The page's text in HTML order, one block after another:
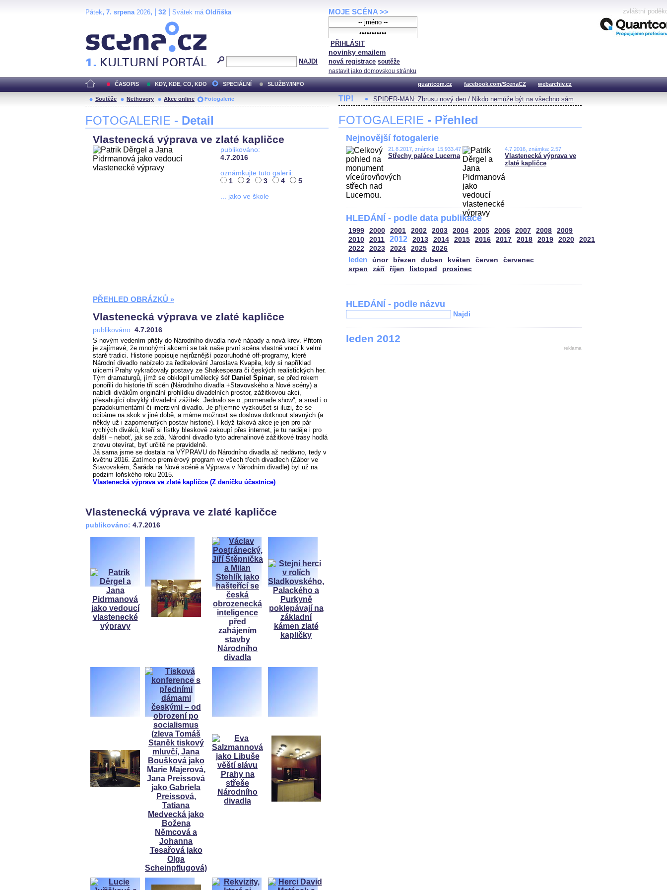
Pátek, 7. srpena2026, | 32 Svátek má Oldřiška
NAJDI
MOJE SCÉNA >>
PŘIHLÁSIT
novinky emailem
nová registrace soutěže
nastavit jako domovskou stránku
zvláštní
ČASOPIS KDY, KDE, CO, KDO SPECIÁLNÍ SLUŽBY/INFO quantcom.cz facebook.com/ScenaCZ webarchiv.cz
Soutěže Nethovory Akce online Fotogalerie
FOTOGALERIE - Detail
Vlastenecká výprava ve zlaté kapličce
publikováno:
4.7.2016
oznámkujte tuto galerii:
1
2 3 4
5
... jako ve škole
PŘEHLED OBRÁZKŮ »
Vlastenecká výprava ve zlaté kapličce
publikováno: 4.7.2016
S novým vedením přišly do Národního divadla nové nápady a nová krev. Přitom
je zajímavé, že mnohými akcemi se tak naše první scéna vlastně vrací k velmi
staré tradici. Historie popisuje nejrůznější pozoruhodné off-programy, které
Národní divadlo nabízelo za ředitelování Jaroslava Kvapila, kdy si například
ulicemi Prahy vykračovaly postavy ze Shakespeara či českých realistických her.
Tým dramaturgů, jímž se obklopil umělecký šéf Daniel Špinar, se před rokem
ponořili do historie tří scén (Národního divadla +Stavovského a Nové scény) a
nabídli divákům originální prohlídku divadelních prostor, zážitkovou akci,
přesahující obvyklý divadelní zážitek. Jednalo se o „promenade show“, a snad i o
paradokumentární či imerzivní divadlo. Je příjemné vyzkoušet si iluzi, že se
ocitáme na skok v jiné době, a máme možnost se doslova dotknout slavných (a
někdy už i zapomenutých postav historie). I když taková akce je jen pro pár
rychlých diváků, kteří si lístky bleskově zakoupí přes internet, je tu naděje i pro
další – neboť, jak se zdá, Národní divadlo tyto adrenalinové zážitkové trasy hodlá
znovu otevírat, byť určitě ne pravidelně.
Já sama jsme se dostala na VÝPRAVU do Národního divadla až nedávno, tedy v
květnu 2016. Zatímco premiérový program ve všech třech divadlech (Zábor ve
Stavovském, Šaráda na Nové scéně a Výprava v Národním divadle) byl už na
podzim loňského roku 2015.
Vlastenecká výprava ve zlaté kapličce (Z deníčku účastnice)
Vlastenecká výprava ve zlaté kapličce
publikováno: 4.7.2016
TIP! SPIDER-MAN: Zbrusu nový den / Nikdo nemůže být na všechno sám
FOTOGALERIE - Přehled
Nejnovější fotogalerie
21.8.2017, známka: 15,933.47
Střechy paláce Lucerna
4.7.2016, známka: 2.57
Vlastenecká výprava ve
zlaté kapličce
HLEDÁNÍ - podle data publikace
1999 2000 2001 2002 2003 2004 2005 2006 2007 2008
2009
2010
2011 2012 2013 2014 2015 2016 2017 2018 2019 2020
2021
2022
2023 2024 2025 2026
leden únor březen duben květen červen
červenec
srpen
září říjen listopad prosinec
HLEDÁNÍ - podle názvu
Najdi
leden 2012
reklama